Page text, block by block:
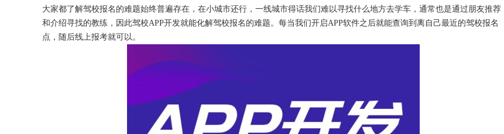
大家都了解驾校报名的难题始终普遍存在，在小城市还行，一线城市得话我们难以寻找什么地方去学车，通常也是通过朋友推荐
和介绍寻找的教练，因此驾校APP开发就能化解驾校报名的难题。每当我们开启APP软件之后就能查询到离自己最近的驾校报名
点，随后线上报考就可以。
1万个想法不如1次的方案落地